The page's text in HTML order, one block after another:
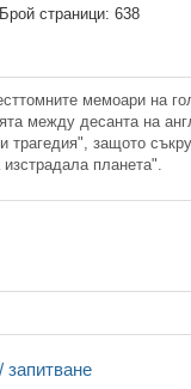
Брой страници: 638
мемоари на
между десанта на
трагедия", защото
планета".
запитване